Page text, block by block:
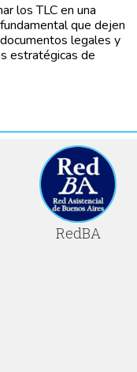
los TLC en una
que dejen
legales y
estratégicas de
RedBA